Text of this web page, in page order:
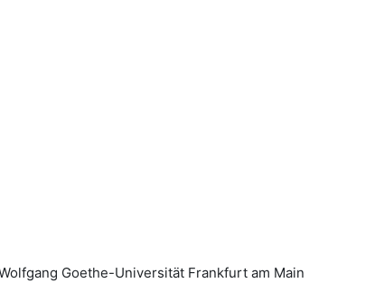
Goethe-Universität Frankfurt am Main